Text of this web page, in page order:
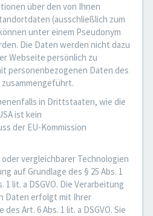
über den von Ihnen
(ausschließlich zum
unter einem Pseudonym
Die Daten werden nicht dazu
Webseite persönlich zu
personenbezogenen Daten des
in Drittstaaten, wie die
ist kein
der EU-Kommission
vergleichbarer Technologien
auf Grundlage des § 25 Abs. 1
1 lit. a DSGVO. Die Verarbeitung
Daten erfolgt mit Ihrer
Art. 6 Abs. 1 lit. a DSGVO. Sie